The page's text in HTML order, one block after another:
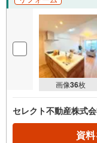
画像36枚
セレクト不動産株式
資